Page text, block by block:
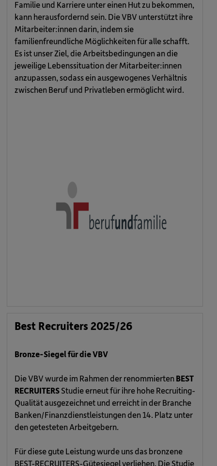
Familie und Karriere unter einen Hut zu bekommen,
kann herausfordernd sein. Die VBV unterstützt ihre
Mitarbeiter:innen darin, indem sie
familienfreundliche Möglichkeiten für alle schafft.
Es ist unser Ziel, die Arbeitsbedingungen an die
jeweilige Lebenssituation der Mitarbeiter:innen
anzupassen, sodass ein ausgewogenes Verhältnis
zwischen Beruf und Privatleben ermöglicht wird.
Best Recruiters 2025/26
Bronze-Siegel für die VBV
Die VBV wurde im Rahmen der renommiertenBEST
RECRUITERSStudie erneut für ihre hohe Recruiting-
Qualität ausgezeichnet und erreicht in der Branche
Banken/Finanzdienstleistungen den 14. Platz unter
den getesteten Arbeitgebern.
Für diese gute Leistung wurde uns das bronzene
BEST-RECRUITERS-Gütesiegel verliehen. Die Studie